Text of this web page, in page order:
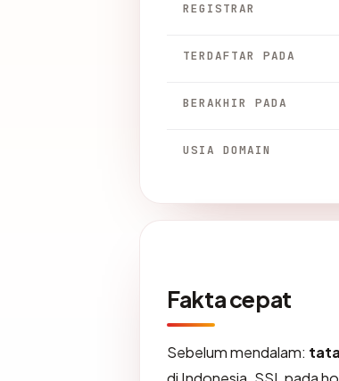
REGISTRAR
TERDAFTAR PADA
BERAKHIR PADA
USIA DOMAIN
Fakta cepat
Sebelum mendalam: